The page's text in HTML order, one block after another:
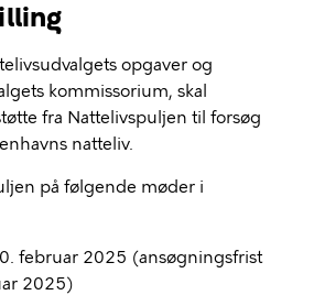
opgaver og
kommissorium, skal
fra Nattelivspuljen til forsøg
natteliv.
på følgende møder i
februar 2025 (ansøgningsfrist
2025)